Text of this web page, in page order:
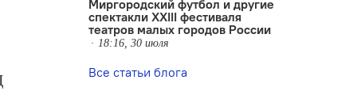
Миргородский футбол и другие
спектакли XXIII фестиваля
театров малых городов России
18:16, 30 июля
Все статьи блога